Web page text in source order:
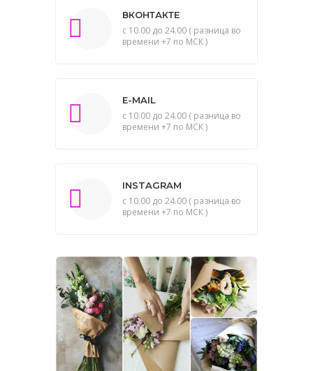
ВКОНТАКТЕ
с 10.00 до 24.00 ( разница во
времени +7 по МСК )
E-MAIL
с 10.00 до 24.00 ( разница во
времени +7 по МСК )
INSTAGRAM
с 10.00 до 24.00 ( разница во
времени +7 по МСК )